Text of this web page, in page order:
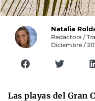
Natalia
Redactora /
Diciembre /
Las playas del Gran